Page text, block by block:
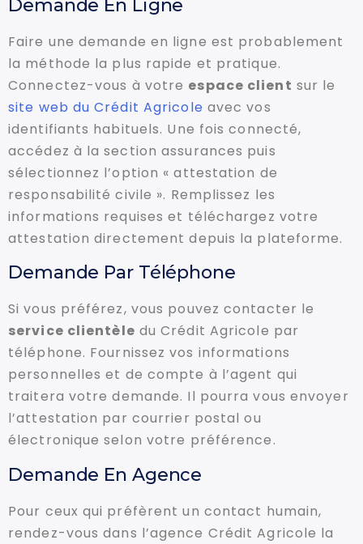
Demande En Ligne
Faire une demande en ligne est probablement
la méthode la plus rapide et pratique.
Connectez-vous à votre espace client sur le
site web du Crédit Agricole avec vos
identifiants habituels. Une fois connecté,
accédez à la section assurances puis
sélectionnez l’option « attestation de
responsabilité civile ». Remplissez les
informations requises et téléchargez votre
attestation directement depuis la plateforme.
Demande Par Téléphone
Si vous préférez, vous pouvez contacter le
service clientèle du Crédit Agricole par
téléphone. Fournissez vos informations
personnelles et de compte à l’agent qui
traitera votre demande. Il pourra vous envoyer
l’attestation par courrier postal ou
électronique selon votre préférence.
Demande En Agence
Pour ceux qui préfèrent un contact humain,
rendez-vous dans l’agence Crédit Agricole la